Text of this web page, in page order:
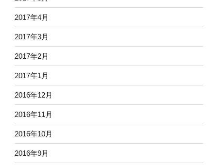
2017年4月
2017年3月
2017年2月
2017年1月
2016年12月
2016年11月
2016年10月
2016年9月